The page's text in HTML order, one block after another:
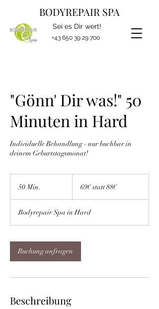
BODYREPAIR SPA
Sei es Dir wert!
+43 650 39 29 700
"Gönn' Dir was!" 50
Minuten in Hard
Individuelle Behandlung - nur buchbar in
deinem Geburtstagsmonat!
50 Min.
i
n
88€69€ statt 88€
Bodyrepair Spa in Hard
Buchung anfragen
Beschreibung